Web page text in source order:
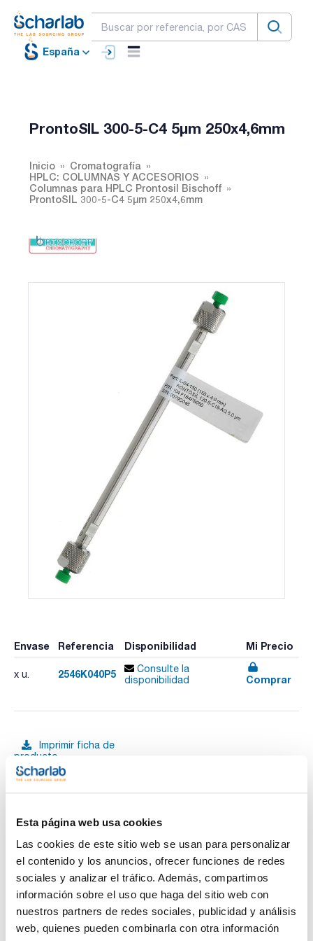
Esta página web usa cookies
Las cookies de este sitio web se usan para personalizar
el contenido y los anuncios, ofrecer funciones de redes
sociales y analizar el tráfico. Además, compartimos
información sobre el uso que haga del sitio web con
nuestros partners de redes sociales, publicidad y análisis
web, quienes pueden combinarla con otra información
España
ProntoSIL 300-5-C4 5µm 250x4,6mm
Inicio
Cromatografía
HPLC: COLUMNAS Y ACCESORIOS
Columnas para HPLC Prontosil Bischoff
ProntoSIL 300-5-C4 5µm 250x4,6mm
Envase Referencia Disponibilidad Mi Precio
x u. 2546K040P5
Consulte la
disponibilidad
Comprar
Imprimir ficha de
producto
Características
Descripción : ProntoSIL 300-5-C4 5µm 250x4,6mm
Longitud (mm) : 250
Pack (u.) : 1
Scharlab le ofrece las columnas originales ProntoSIL
fabricadas por BISCHOFF Chromatography. Se trata de una
sílica esférica ultrapura (99,999%).
Estrictos controles de fabricación garantizan una gran
constancia en: distribución de partícula y de poro, tamaño y
volumen de poro y área superficial.
Es un material extremadamente reproducible, fiable y con
Ver más
Documentación técnica
TDS / Ficha técnica
Regístrate para
COA